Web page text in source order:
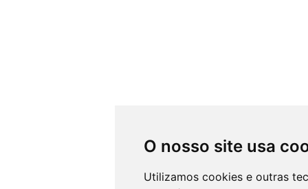
O nosso site usa
Utilizamos cookies e outras